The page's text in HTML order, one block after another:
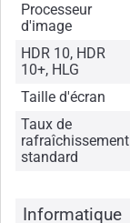
Processeur
d'image
HDR 10, HDR
10+, HLG
Taille d'écran
Taux de
rafraîchissement
standard
Informatique